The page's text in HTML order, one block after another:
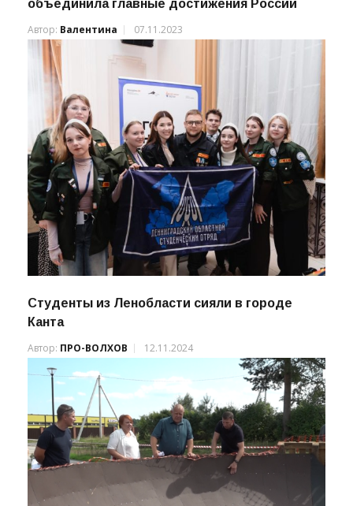
объединила главные достижения России
Автор: Валентина 07.11.2023
Канта
Автор:ПРО-ВОЛХОВ 12.11.2024